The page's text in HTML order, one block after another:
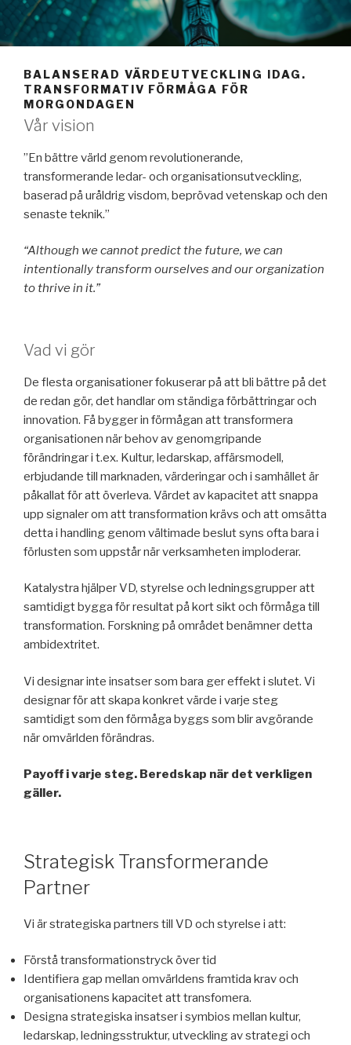
BALANSERAD VÄRDEUTVECKLING IDAG.
TRANSFORMATIV FÖRMÅGA FÖR
MORGONDAGEN
Vår vision
”En bättre värld genom revolutionerande,
transformerande ledar- och organisationsutveckling,
baserad på uråldrig visdom, beprövad vetenskap och den
senaste teknik.”
“Although we cannot predict the future, we can
intentionally transform ourselves and our organization
to thrive in it.”
Vad vi gör
De flesta organisationer fokuserar på att bli bättre på det
de redan gör, det handlar om ständiga förbättringar och
innovation. Få bygger in förmågan att transformera
organisationen när behov av genomgripande
förändringar i t.ex. Kultur, ledarskap, affärsmodell,
erbjudande till marknaden, värderingar och i samhället är
påkallat för att överleva. Värdet av kapacitet att snappa
upp signaler om att transformation krävs och att omsätta
detta i handling genom vältimade beslut syns ofta bara i
förlusten som uppstår när verksamheten imploderar.
Katalystra hjälper VD, styrelse och ledningsgrupper att
samtidigt bygga för resultat på kort sikt och förmåga till
transformation. Forskning på området benämner detta
ambidextritet.
Vi designar inte insatser som bara ger effekt i slutet. Vi
designar för att skapa konkret värde i varje steg
samtidigt som den förmåga byggs som blir avgörande
när omvärlden förändras.
Payoff i varje steg. Beredskap när det verkligen
gäller.
Strategisk Transformerande
Partner
Vi är strategiska partners till VD och styrelse i att:
Förstå transformationstryck över tid
Identifiera gap mellan omvärldens framtida krav och
organisationens kapacitet att transfomera.
Designa strategiska insatser i symbios mellan kultur,
ledarskap, ledningsstruktur, utveckling av strategi och